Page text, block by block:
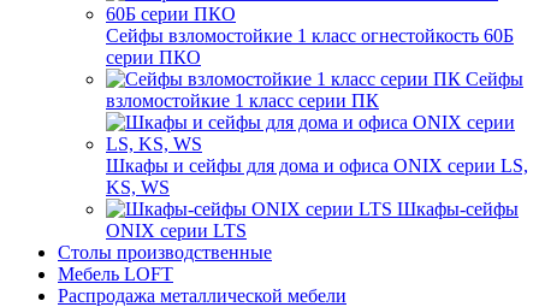
Сейфы взломостойкие 1 класс огнестойкость 60Б
серии ПКО
Сейфы
взломостойкие 1 класс серии ПК
Шкафы и сейфы для дома и офиса ONIX серии LS,
KS, WS
Шкафы-сейфы
ONIX серии LTS
Столы производственные
Мебель LOFT
Распродажа металлической мебели